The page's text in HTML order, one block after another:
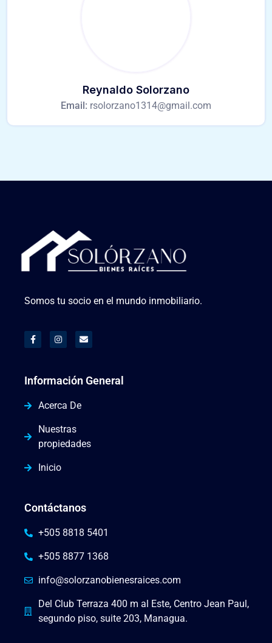
Reynaldo Solorzano
Email: rsolorzano1314@gmail.com
Somos tu socio en el mundo inmobiliario.
Información General
Acerca De
Nuestras
propiedades
Inicio
Contáctanos
+505 8818 5401
+505 8877 1368
info@solorzanobienesraices.com
Del Club Terraza 400 m al Este, Centro Jean Paul,
segundo piso, suite 203, Managua.